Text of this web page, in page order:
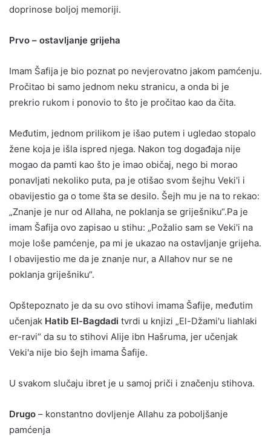
doprinose boljoj memoriji.
Prvo – ostavljanje grijeha
Imam Šafija je bio poznat po nevjerovatno jakom pamćenju.
Pročitao bi samo jednom neku stranicu, a onda bi je
prekrio rukom i ponovio to što je pročitao kao da čita.
Međutim, jednom prilikom je išao putem i ugledao stopalo
žene koja je išla ispred njega. Nakon tog događaja nije
mogao da pamti kao što je imao običaj, nego bi morao
ponavljati nekoliko puta, pa je otišao svom šejhu Veki'i i
obavijestio ga o tome šta se desilo. Šejh mu je na to rekao:
„Znanje je nur od Allaha, ne poklanja se griješniku“.Pa je
imam Šafija ovo zapisao u stihu: „Požalio sam se Veki'i na
moje loše pamćenje, pa mi je ukazao na ostavljanje grijeha.
I obavijestio me da je znanje nur, a Allahov nur se ne
poklanja griješniku“.
Opštepoznato je da su ovo stihovi imama Šafije, međutim
učenjak Hatib El-Bagdadi tvrdi u knjizi „El-Džami'u liahlaki
er-ravi“ da su to stihovi Alije ibn Hašruma, jer učenjak
Veki'a nije bio šejh imama Šafije.
U svakom slučaju ibret je u samoj priči i značenju stihova.
Drugo – konstantno dovljenje Allahu za poboljšanje
pamćenja